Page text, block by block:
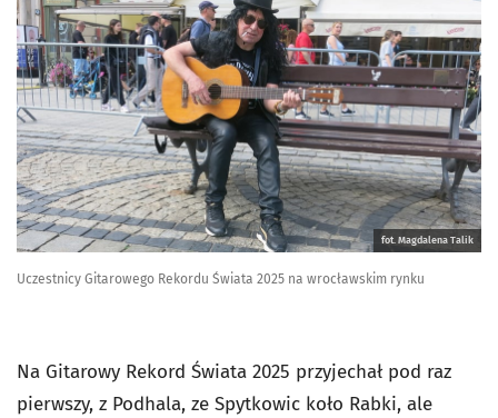
fot. Magdalena Talik
Uczestnicy Gitarowego Rekordu Świata 2025 na wrocławskim rynku
Na Gitarowy Rekord Świata 2025 przyjechał pod raz
pierwszy, z Podhala, ze Spytkowic koło Rabki, ale